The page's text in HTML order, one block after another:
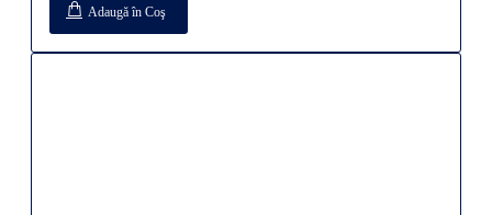
Adaugă în Coş